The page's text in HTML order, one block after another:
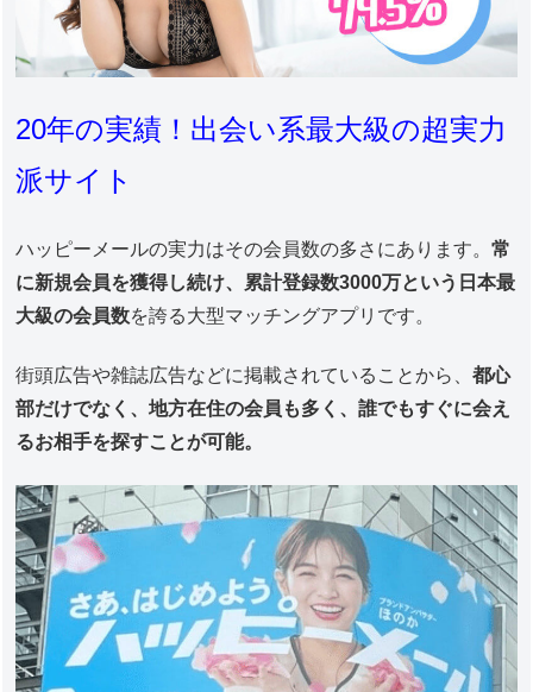
20年の実績！出会い系最大級の超実力
派サイト
ハッピーメールの実力はその会員数の多さにあります。常
に新規会員を獲得し続け、累計登録数3000万という日本最
大級の会員数を誇る大型マッチングアプリです。
街頭広告や雑誌広告などに掲載されていることから、都心
部だけでなく、地方在住の会員も多く、誰でもすぐに会え
るお相手を探すことが可能。